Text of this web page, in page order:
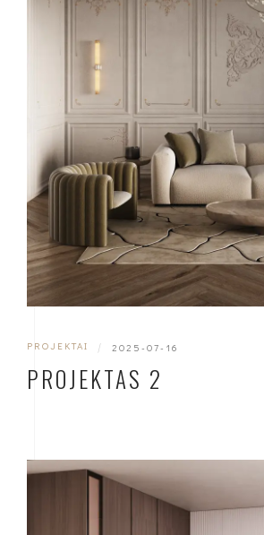
PROJEKTAI | 2025-07-16
PROJEKTAS 2